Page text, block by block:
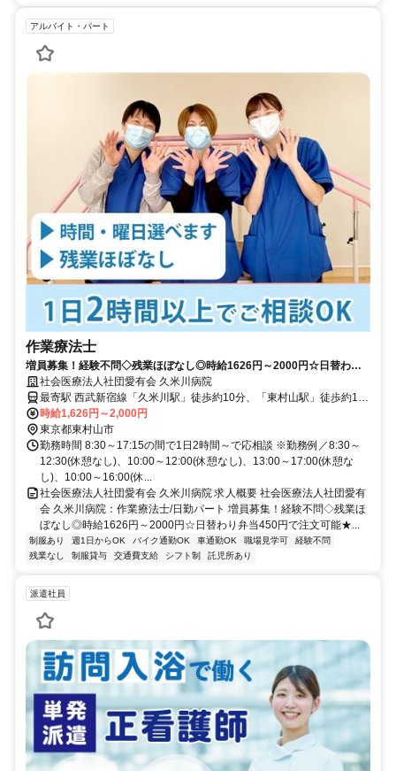
アルバイト・パート
作業療法士
増員募集！経験不問◇残業ほぼなし◎時給1626円～2000円☆日替わり
弁当450円で注文可能★【東村山市、久米川駅/東村山駅、老健/病院/通所
リハ、作業療法士、日勤パート】
社会医療法人社団愛有会 久米川病院
最寄駅 西武新宿線「久米川駅」徒歩約10分、「東村山駅」徒歩約12
分
時給1,626円～2,000円
東京都東村山市
勤務時間 8:30～17:15の間で1日2時間～で応相談 ※勤務例／8:30～
12:30(休憩なし)、10:00～12:00(休憩なし)、13:00～17:00(休憩な
し)、10:00～16:00(休...
社会医療法人社団愛有会 久米川病院 求人概要 社会医療法人社団愛有
会 久米川病院：作業療法士/日勤パート 増員募集！経験不問◇残業ほ
ぼなし◎時給1626円～2000円☆日替わり弁当450円で注文可能★...
制服あり 週1日からOK バイク通勤OK 車通勤OK 職場見学可
経験不問
残業なし
制服貸与 交通費支給 シフト制 託児所あり
派遣社員